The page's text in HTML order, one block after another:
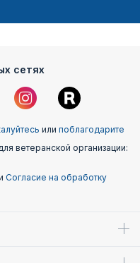
сетях
или поблагодарите
ветеранской организации:
Согласие на обработку